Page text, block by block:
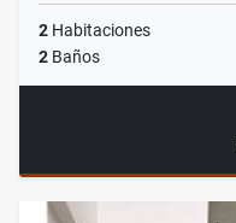
2 Habitaciones
2 Baños